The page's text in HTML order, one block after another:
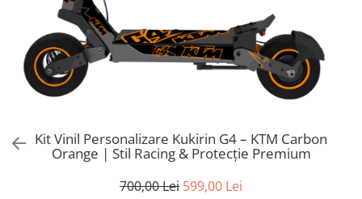
Trotinete Peste 3000 Lei
Trotinete cu Scaun
Trotinete cu Cheie
Trotinete cu Baterie Detașabilă
Trotinete cu Cheie
Trotinete cu Suspensii
Trotinete cu Ghidon Reglabil
ATV 200cc
ATV 1000W
ATV 1500W
Suporturi pentru telefon
Oglinzi retrovizoare
Ornamente, stickere & viniluri
Iluminare decorativă
Protecții la coliziune
KuKirin G3
KuKirin G2 Master
KuKirin G1 Pro
KuKirin V1 Pro
KuKirin A1
Kit Vinil Personalizare Kukirin G4 – KTM Carbon
Orange | Stil Racing & Protecție Premium
700,00 Lei 599,00 Lei